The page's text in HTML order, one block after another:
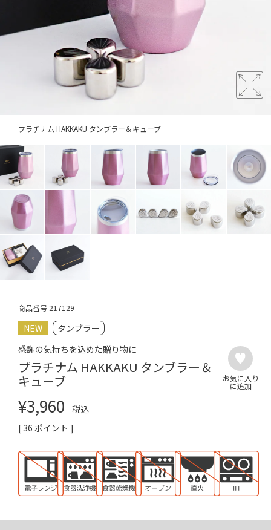
プラチナム HAKKAKU タンブラー＆キューブ
商品番号 217129
NEW
タンブラー
感謝の気持ちを込めた贈り物に
プラチナム HAKKAKU タンブラー＆
キューブ
¥3,960
税込
[ 36 ポイント ]